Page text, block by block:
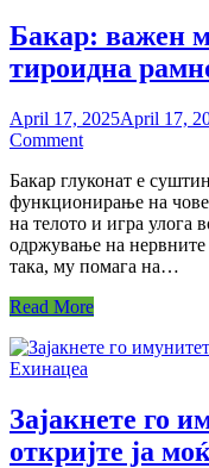
Бакар: важен
тироидна
April 17, 2025April 17,
Commenton
важен
минерал
за
енергија
и
рамнотежа
Бакар глуконат е
функционирање на
на телото и игра улога
одржување на
така, му помага на…
Read More
Зајакнете го
откријте ја